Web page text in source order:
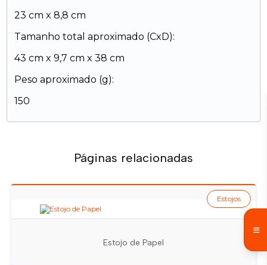
23 cm x 8,8 cm
Tamanho total aproximado (CxD):
43 cm x 9,7 cm x 38 cm
Peso aproximado (g):
150
Páginas relacionadas
Estojo de Papel
Estojos